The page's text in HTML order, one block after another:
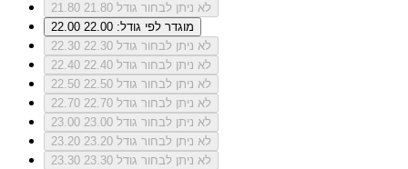
21.80
לא ניתן לבחור גודל 21.80
22.00
מוגדר לפי גודל: 22.00
22.30
לא ניתן לבחור גודל 22.30
22.40
לא ניתן לבחור גודל 22.40
22.50
לא ניתן לבחור גודל 22.50
22.70
לא ניתן לבחור גודל 22.70
23.00
לא ניתן לבחור גודל 23.00
23.20
לא ניתן לבחור גודל 23.20
23.30
לא ניתן לבחור גודל 23.30